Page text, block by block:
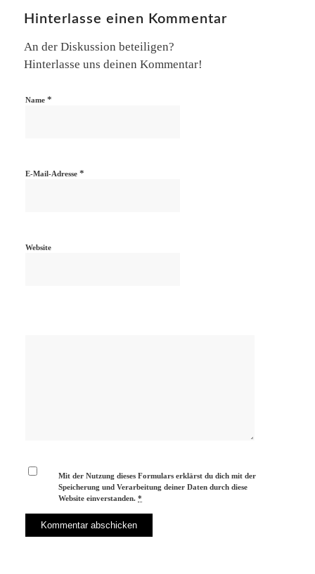
Hinterlasse einen Kommentar
An der Diskussion beteiligen?
Hinterlasse uns deinen Kommentar!
Name *
E-Mail-Adresse *
Website
Mit der Nutzung dieses Formulars erklärst du dich mit der
Speicherung und Verarbeitung deiner Daten durch diese
Website einverstanden.*